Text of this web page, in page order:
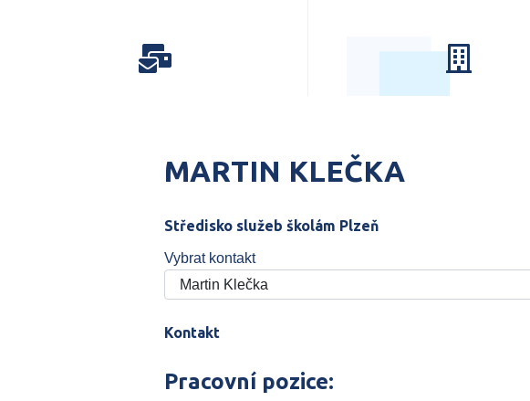
MARTIN KLEČKA
Středisko služeb školám Plzeň
Vybrat kontakt
Kontakt
Pracovní pozice: